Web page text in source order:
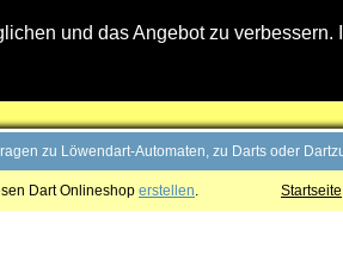
und das Angebot zu
zu Löwendart-Automaten, zu Darts oder
Dart Onlineshop erstellen. Startseite